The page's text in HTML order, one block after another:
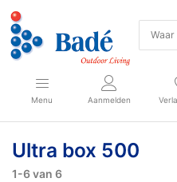
Menu Aanmelden
Ultra box 500
1-6van 6